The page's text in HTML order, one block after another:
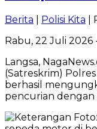
Berita Polisi Kita |
Rabu, 22 Juli 2026
Langsa,
(Satreskrim)
berhasil
pencurian dengan